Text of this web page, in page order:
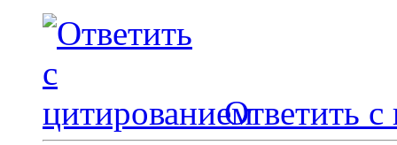
Ответить с